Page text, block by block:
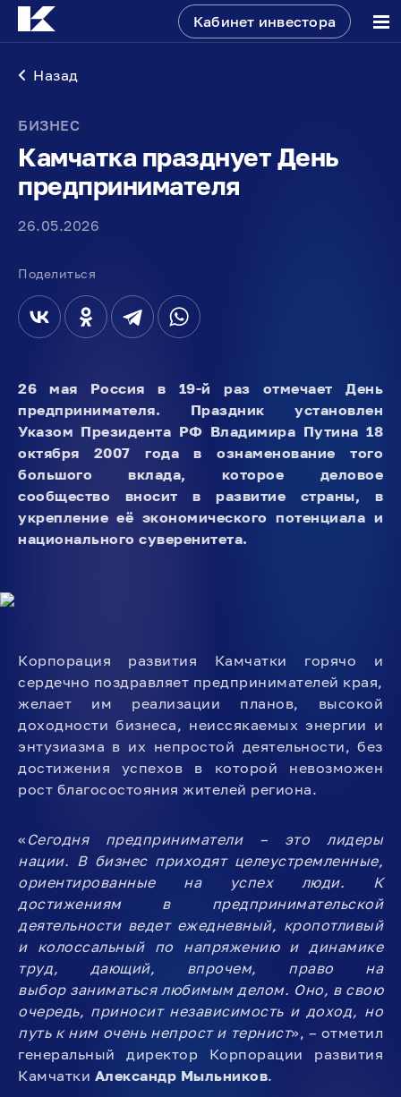
Кабинет инвестора
Назад
БИЗНЕС
Камчатка празднует День
предпринимателя
26.05.2026
Поделиться
26 мая Россия в 19-й раз отмечает День
предпринимателя. Праздник установлен
Указом Президента РФ Владимира Путина 18
октября 2007 года в ознаменование того
большого вклада, которое деловое
сообщество вносит в развитие страны, в
укрепление её экономического потенциала и
национального суверенитета.
Корпорация развития Камчатки горячо и
сердечно поздравляет предпринимателей края,
желает им реализации планов, высокой
доходности бизнеса, неиссякаемых энергии и
энтузиазма в их непростой деятельности, без
достижения успехов в которой невозможен
рост благосостояния жителей региона.
« Сегодня предприниматели – это лидеры
нации. В бизнес приходят целеустремленные,
ориентированные на успех люди. К
достижениям в предпринимательской
деятельности ведет ежедневный, кропотливый
и колоссальный по напряжению и динамике
труд, дающий, впрочем, право на
выбор заниматься любимым делом. Оно, в свою
очередь, приносит независимость и доход, но
путь к ним очень непрост и тернист», – отметил
генеральный директор Корпорации развития
Камчатки Александр Мыльников.